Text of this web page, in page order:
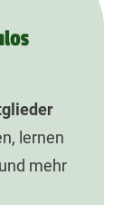
lernen
mehr